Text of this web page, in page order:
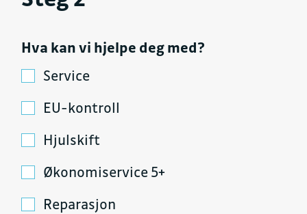
Hva kan vi hjelpe deg med?
Service
EU-kontroll
Hjulskift
Økonomiservice 5+
Reparasjon